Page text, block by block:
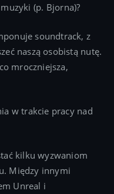
(p. Bjorna)?
soundtrack, z
naszą osobistą nutę.
mroczniejsza,
w trakcie pracy nad
kilku wyzwaniom
Między innymi
Unreal i